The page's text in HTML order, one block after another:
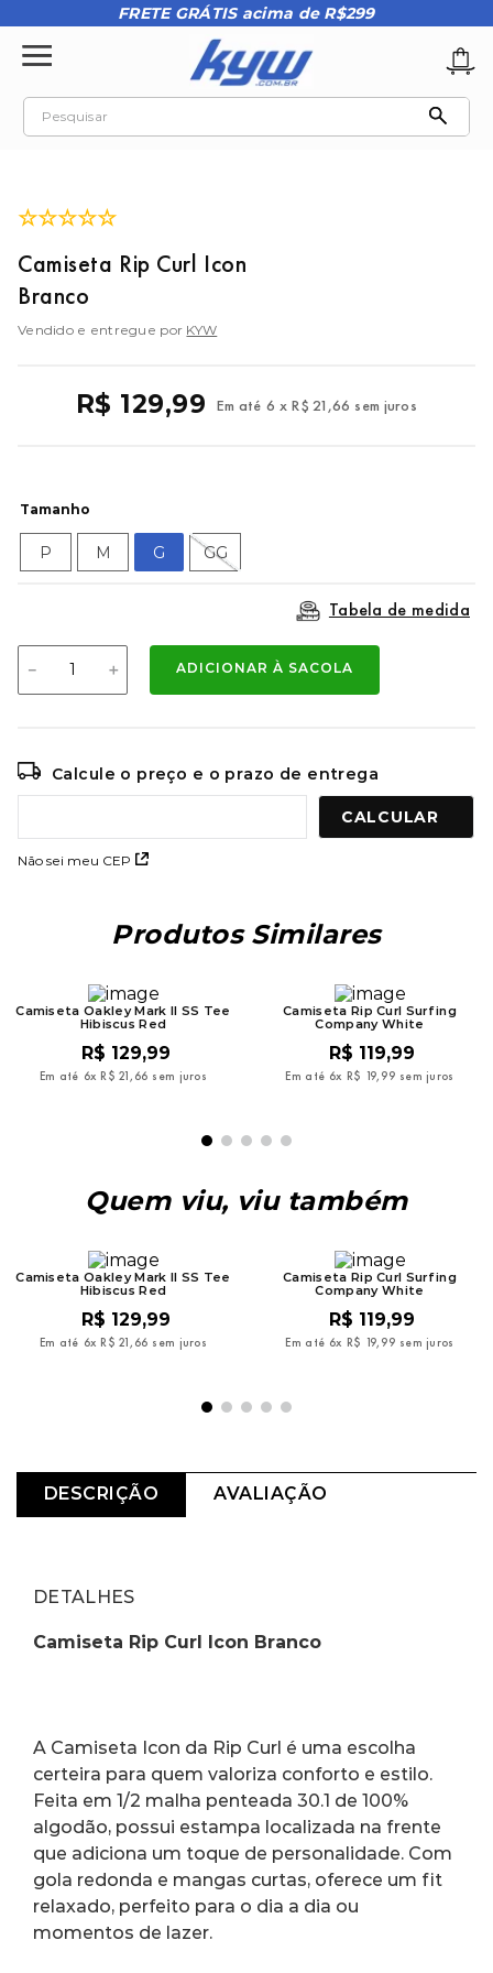
FRETE GRÁTIS acima de R$299
Pesquisar
☆☆☆☆☆
Camiseta Rip Curl Icon
Branco
Vendido e entregue por KYW
R$ 129,99 Em até 6 x R$ 21 ,66 sem juros
Tamanho
P M G GG
Tabela de medida
＋
－ ADICIONAR À SACOLA
Calcule o preço e o prazo de entrega
Não sei meu CEP
Produtos Similares
Camiseta Oakley Mark II SS Tee
Hibiscus Red
R$ 129,99
Em até 6x R$ 21 , 66 sem juros
Camiseta Rip Curl Surfing
Company White
R$ 119,99
Em até 6x R$ 19, 99 sem juros
Quem viu, viu também
Camiseta Oakley Mark II SS Tee
Hibiscus Red
R$ 129,99
Em até 6x R$ 21 , 66 sem juros
Camiseta Rip Curl Surfing
Company White
R$ 119,99
Em até 6x R$ 19, 99 sem juros
DESCRIÇÃO AVALIAÇÃO
DETALHES
Camiseta Rip Curl Icon Branco
A Camiseta Icon da Rip Curl é uma escolha
certeira para quem valoriza conforto e estilo.
Feita em 1/2 malha penteada 30.1 de 100%
algodão, possui estampa localizada na frente
que adiciona um toque de personalidade. Com
gola redonda e mangas curtas, oferece um fit
relaxado, perfeito para o dia a dia ou
momentos de lazer.
3º teeth bomber 3
9º mochila oakley